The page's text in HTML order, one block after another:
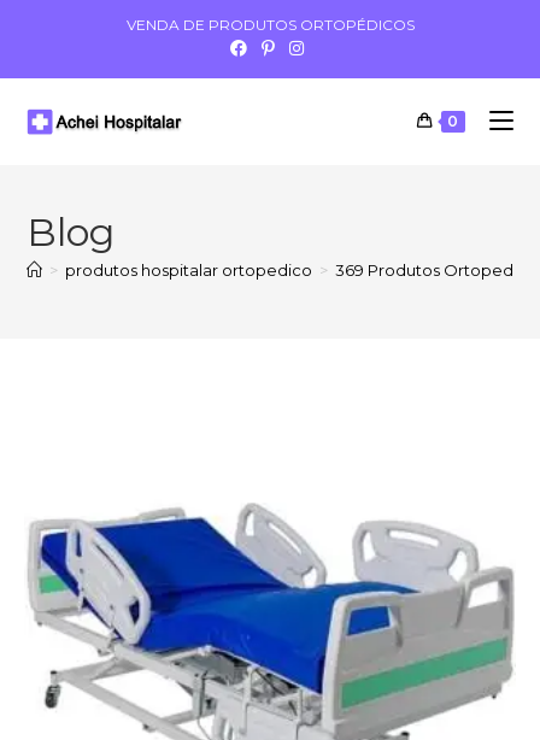
VENDA DE PRODUTOS ORTOPÉDICOS
0
Blog
> produtos hospitalar ortopedico > 369 Produtos Ortopedia